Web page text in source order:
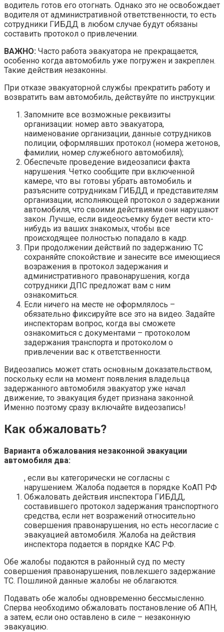
водитель готов его отогнать. Однако это не освобождает
водителя от административной ответственности, то есть
сотрудники ГИБДД в любом случае будут обязаны
составить протокол о привлечении.
ВАЖНО: Часто работа эвакуатора не прекращается,
особенно когда автомобиль уже погружен и закреплен.
Такие действия незаконны.
При отказе эвакуаторной службы прекратить работу и
возвратить вам автомобиль, действуйте по инструкции:
Запомните все возможные реквизиты
организации: номер авто эвакуатора,
наименование организации, данные сотрудников
полиции, оформлявших протокол (номера жетонов,
фамилии, номер служебного автомобиля);
Обеспечьте проведение видеозаписи факта
нарушения. Четко сообщите при включенной
камере, что вы готовы убрать автомобиль и
разъясните сотрудникам ГИБДД и представителям
организации, исполняющей протокол о задержании
автомобиля, что своими действиями они нарушают
закон. Лучше, если видеосъемку будет вести кто-
нибудь из ваших знакомых, чтобы все
происходящее полностью попадало в кадр.
При продолжении действий по задержанию ТС
сохраняйте спокойствие и занесите все имеющиеся
возражения в протокол задержания и
административного правонарушения, когда
сотрудники ДПС предложат вам с ним
ознакомиться.
Если ничего на месте не оформлялось –
обязательно фиксируйте все это на видео. Задайте
инспекторам вопрос, когда вы сможете
ознакомиться с документами – протоколом
задержания транспорта и протоколом о
привлечении вас к ответственности.
Видеозапись может стать основным доказательством,
поскольку если на момент появления владельца
задержанного автомобиля эвакуатор уже начал
движение, то эвакуация будет признана законной.
Именно поэтому сразу включайте видеозапись!
Как обжаловать?
Варианта обжалования незаконной эвакуации
автомобиля два:
, если вы категорически не согласны с
нарушением. Жалоба подается в порядке КоАП РФ
Обжаловать действия инспектора ГИБДД,
составившего протокол задержания транспортного
средства, если нет возражений относительно
совершения правонарушения, но есть несогласие с
эвакуацией автомобиля. Жалоба на действия
инспектора подается в порядке КАС РФ.
Обе жалобы подаются в районный суд по месту
совершения правонарушения, повлекшего задержание
ТС. Пошлиной данные жалобы не облагаются.
Подавать обе жалобы одновременно бессмысленно.
Сперва необходимо обжаловать постановление об АПН,
а затем, если оно оставлено в силе – незаконную
эвакуацию.